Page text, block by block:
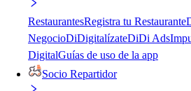
RestaurantesRegistra tu Restaurante
NegocioDiDigitalízateDiDi Ads
DigitalGuías de uso de la app
Socio Repartidor